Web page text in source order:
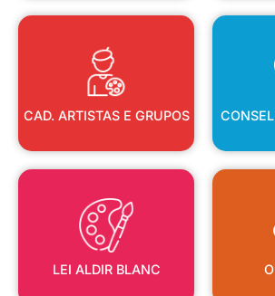
CAD. ARTISTAS E GRUPOS
CAD. ARTISTAS E GRUPOS
LEI ALDIR BLANC
LEI ALDIR BLANC